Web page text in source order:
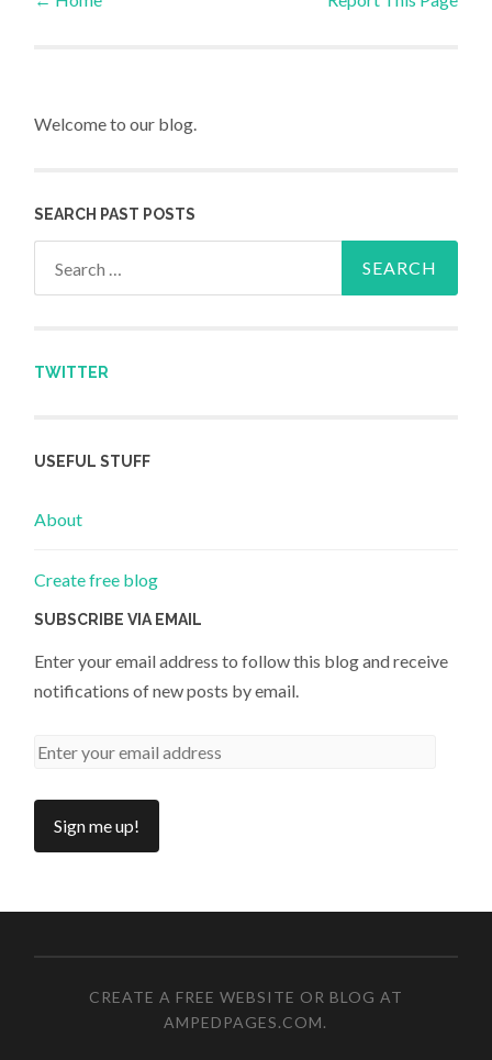
Post navigation
Welcome to our blog.
SEARCH PAST POSTS
TWITTER
USEFUL STUFF
About
Create free blog
SUBSCRIBE VIA EMAIL
Enter your email address to follow this blog and receive
notifications of new posts by email.
CREATE A FREE WEBSITE OR BLOG AT
AMPEDPAGES.COM.